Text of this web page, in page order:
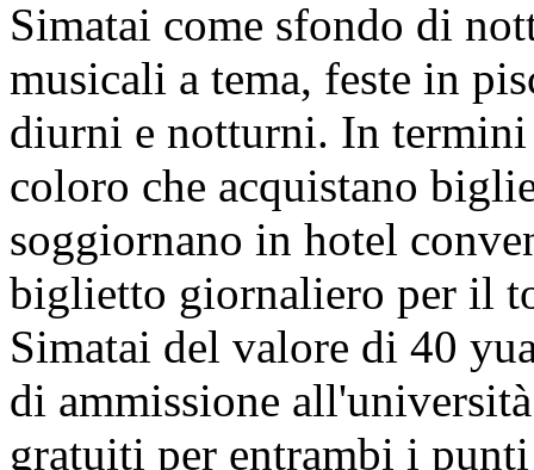
Simatai come sfondo di
musicali a tema, feste in
diurni e notturni. In
coloro che acquistano
soggiornano in hotel
biglietto giornaliero per il
Simatai del valore di 40
di ammissione
gratuiti per entrambi i